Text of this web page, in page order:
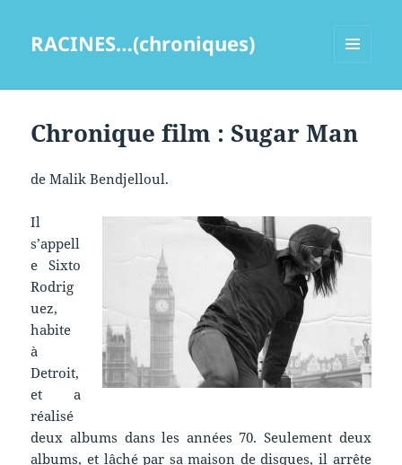
RACINES…(chroniques)
Chronique film : Sugar Man
de Malik Bendjelloul.
Il
s’appell
e Sixto
Rodrig
uez,
habite
à
Detroit,
et a
réalisé
deux albums dans les années 70. Seulement deux
albums, et lâché par sa maison de disques, il arrête